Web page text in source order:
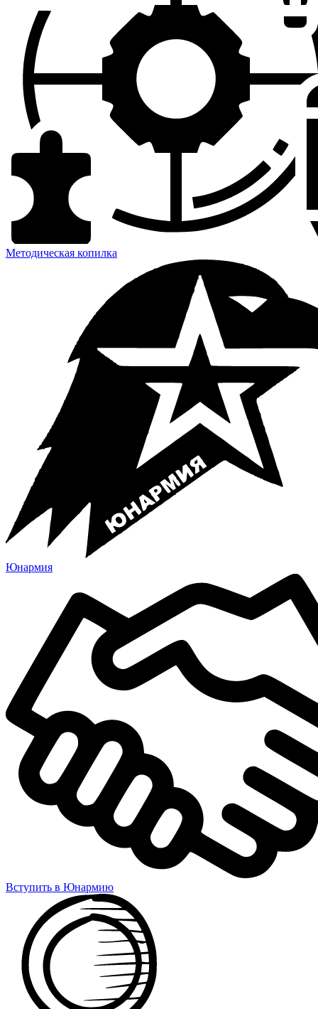
Методическая копилка
Юнармия
Вступить в Юнармию